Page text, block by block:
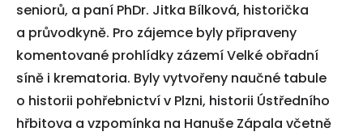
seniorů, a paní PhDr. Jitka Bílková, historička
a průvodkyně. Pro zájemce byly připraveny
komentované prohlídky zázemí Velké obřadní
síně i krematoria. Byly vytvořeny naučné tabule
o historii pohřebnictví v Plzni, historii Ústředního
hřbitova a vzpomínka na Hanuše Zápala včetně